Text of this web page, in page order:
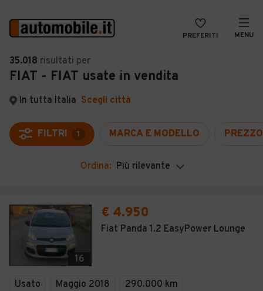
PREFERITI MENU
Auto
Auto usate
Auto Km 0
Auto Nuove
Noleggio a lungo termine
Moto
Camper
Veicoli Commerciali
VENDI
MAGAZINE
ACCEDI
35.018 risultati per
FIAT - FIAT usate in vendita
In tutta Italia Scegli città
FILTRI 1 MARCA E MODELLO PREZZO
Ordina: Più rilevante
16
€ 4.950
Fiat Panda 1.2 EasyPower Lounge
Usato Maggio 2018
290.000 km